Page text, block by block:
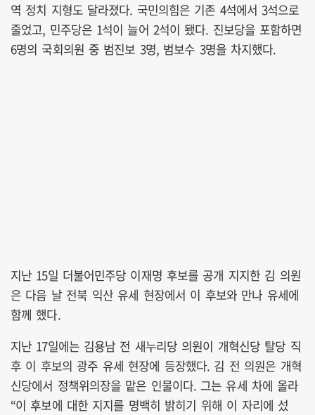
역 정치 지형도 달라졌다. 국민의힘은 기존 4석에서 3석으로
줄었고, 민주당은 1석이 늘어 2석이 됐다. 진보당을 포함하면
6명의 국회의원 중 범진보 3명, 범보수 3명을 차지했다.
지난 15일 더불어민주당 이재명 후보를 공개 지지한 김 의원
은 다음 날 전북 익산 유세 현장에서 이 후보와 만나 유세에
함께 했다.
지난 17일에는 김용남 전 새누리당 의원이 개혁신당 탈당 직
후 이 후보의 광주 유세 현장에 등장했다. 김 전 의원은 개혁
신당에서 정책위의장을 맡은 인물이다. 그는 유세 차에 올라
“이 후보에 대한 지지를 명백히 밝히기 위해 이 자리에 섰